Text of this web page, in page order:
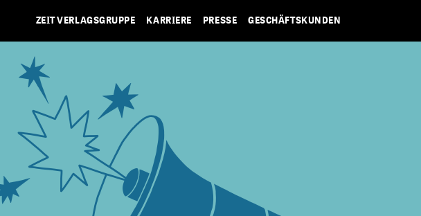
ZEIT VERLAGSGRUPPE KARRIERE PRESSE GESCHÄFTSKUNDEN